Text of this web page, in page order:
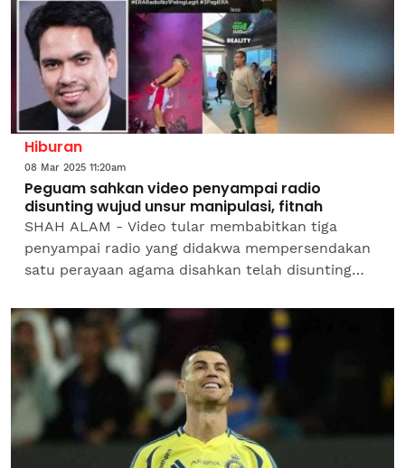
Hiburan
08 Mar 2025 11:20am
Peguam sahkan video penyampai radio
disunting wujud unsur manipulasi, fitnah
SHAH ALAM - Video tular membabitkan tiga
penyampai radio yang didakwa mempersendakan
satu perayaan agama disahkan telah disunting
mencetuskan ketegangan...